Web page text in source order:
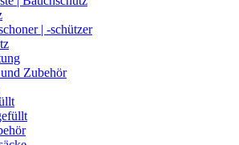
| -schützer
Zubehör